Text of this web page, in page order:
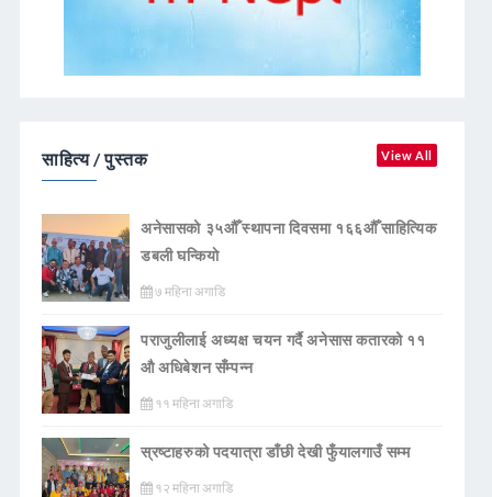
साहित्य / पुस्तक View All
अनेसासको ३५औँ स्थापना दिवसमा १६६औँ साहित्यिक
डबली घन्कियाे
७ महिना अगाडि
पराजुलीलाई अध्यक्ष चयन गर्दै अनेसास कतारको ११
औ अधिबेशन सँम्पन्न
११ महिना अगाडि
स्रष्टाहरुको पदयात्रा डाँछी देखी फुँयालगाउँ सम्म
१२ महिना अगाडि